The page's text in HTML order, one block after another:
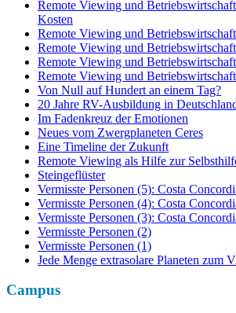
Remote Viewing und
Kosten
Remote Viewing und
Remote Viewing und
Remote Viewing und
Remote Viewing und Betriebswirtschaft
Von Null auf Hundert an einem Tag?
20 Jahre RV-Ausbildung in
Im Fadenkreuz der Emotionen
Neues vom Zwergplaneten Ceres
Eine Timeline der Zukunft
Remote Viewing als Hilfe zur
Steingeflüster
Vermisste Personen (5): Costa
Vermisste Personen (4): Costa
Vermisste Personen (3): Costa
Vermisste Personen (2)
Vermisste Personen (1)
Jede Menge extrasolare Planeten zum
Campus